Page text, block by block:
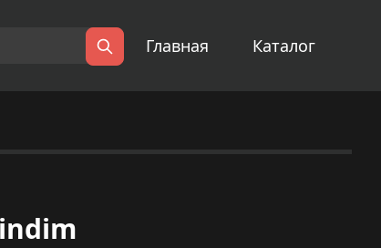
Поиск
Главная Каталог